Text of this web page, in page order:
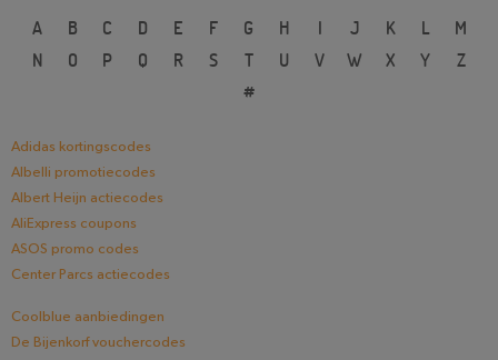
A B C D E F G H I J K L
M
N
O P Q R S T U V W X Y
Z
#
Adidas kortingscodes
Albelli promotiecodes
Albert Heijn actiecodes
AliExpress coupons
ASOS promo codes
Center Parcs actiecodes
Coolblue aanbiedingen
De Bijenkorf vouchercodes